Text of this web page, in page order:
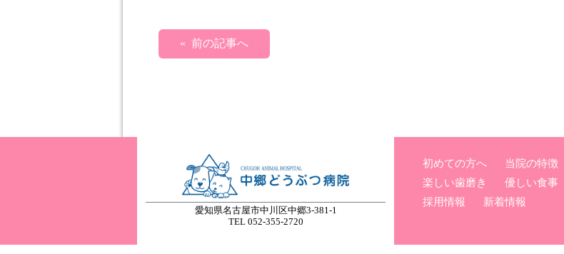
« 前の記事へ
愛知県名古屋市中川区中郷3-381-1
TEL 052-355-2720
初めての方へ 当院の特徴
楽しい歯磨き
優しい食事
採用情報
新着情報